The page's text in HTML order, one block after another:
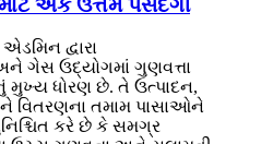
એક ઉત્તમ પસંદગી
દ્વારા
ગેસ ઉદ્યોગમાં ગુણવત્તા
મુખ્ય ધોરણ છે. તે ઉત્પાદન,
વિતરણના તમામ પાસાઓને
કરે છે કે સમગ્ર